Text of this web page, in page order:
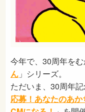
今年で、30周年を
ん 」シリーズ。
ただいま、30周年
応募！あなたのあ